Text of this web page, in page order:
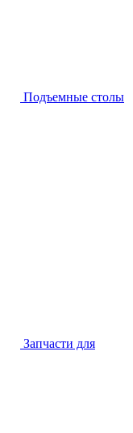
Подъемные столы
Запчасти для